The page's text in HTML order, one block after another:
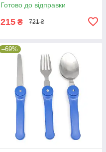
Готово до відправки
215 ₴ 721 ₴
–69%